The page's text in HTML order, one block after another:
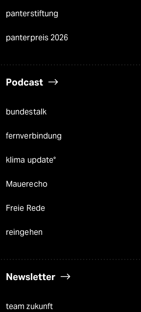
panterstiftung
panterpreis 2026
Podcast
bundestalk
fernverbindung
klima update°
Mauerecho
Freie Rede
reingehen
Newsletter
team zukunft